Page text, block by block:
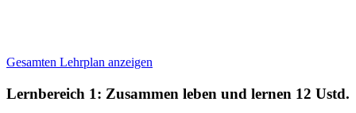
Gesamten Lehrplan anzeigen
Lernbereich 1: Zusammen leben und lernen 12 Ustd.